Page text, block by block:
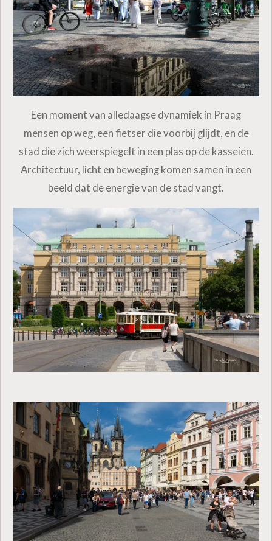
Een moment van alledaagse dynamiek in Praag
mensen op weg, een fietser die voorbij glijdt, en de
stad die zich weerspiegelt in een plas op de kasseien.
Architectuur, licht en beweging komen samen in een
beeld dat de energie van de stad vangt.